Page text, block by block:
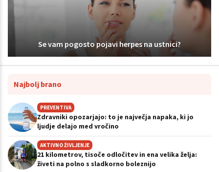
Se vam pogosto pojavi herpes na ustnici?
Najbolj brano
PREVENTIVA
Zdravniki opozarjajo: to je največja napaka, ki jo
ljudje delajo med vročino
AKTIVNO ŽIVLJENJE
21 kilometrov, tisoče odločitev in ena velika želja:
živeti na polno s sladkorno boleznijo